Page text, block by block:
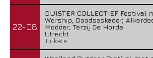
22-08
DUISTER COLLECTIEF Festival
Worship, Doodseskader,
Modder, Terzij De Horde
Utrecht
Tickets